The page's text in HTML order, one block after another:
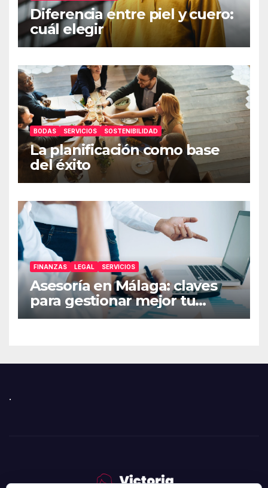
Diferencia entre piel y cuero:
cuál elegir
BODAS SERVICIOS SOSTENIBILIDAD
La planificación como base
del éxito
FINANZAS LEGAL SERVICIOS
Asesoría en Málaga: claves
para gestionar mejor tu
empresa
.